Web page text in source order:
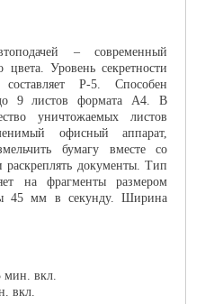
– современный
цвета. Уровень секретности
P-5. Способен
до 9 листов формата А4. В
уничтожаемых листов
офисный аппарат,
бумагу вместе со
раскреплять документы. Тип
на фрагменты размером
45 мм в секунду. Ширина
мин. вкл.
вкл.